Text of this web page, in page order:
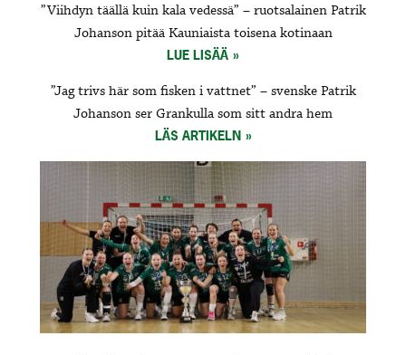
”Viihdyn täällä kuin kala vedessä” – ruotsalainen Patrik
Johanson pitää Kauniaista toisena kotinaan
LUE LISÄÄ
”Jag trivs här som fisken i vattnet” – svenske Patrik
Johanson ser Grankulla som sitt andra hem
LÄS ARTIKELN